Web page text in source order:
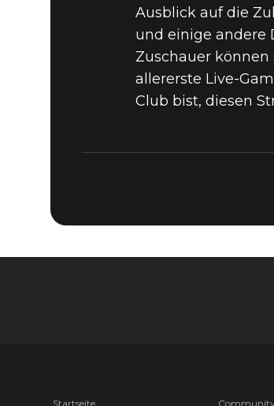
CLUB
Ausblick auf die
und einige andere
Zuschauer
allererste Live-
Club bist, diesen
Startseite